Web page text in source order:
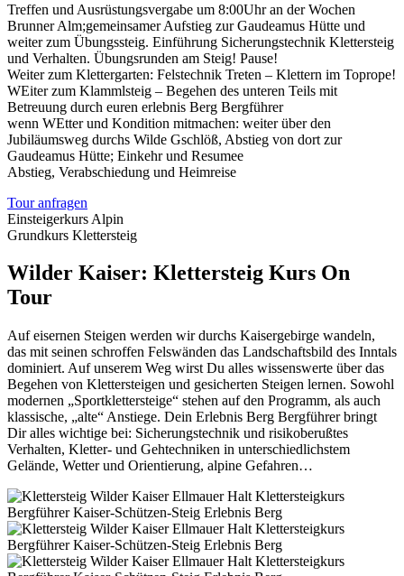
Treffen und Ausrüstungsvergabe um 8:00Uhr an der Wochen
Brunner Alm;gemeinsamer Aufstieg zur Gaudeamus Hütte und
weiter zum Übungssteig. Einführung Sicherungstechnik Klettersteig
und Verhalten. Übungsrunden am Steig! Pause!
Weiter zum Klettergarten: Felstechnik Treten – Klettern im Toprope!
WEiter zum Klammlsteig – Begehen des unteren Teils mit
Betreuung durch euren erlebnis Berg Bergführer
wenn WEtter und Kondition mitmachen: weiter über den
Jubiläumsweg durchs Wilde Gschlöß, Abstieg von dort zur
Gaudeamus Hütte; Einkehr und Resumee
Abstieg, Verabschiedung und Heimreise
Tour anfragen
Einsteigerkurs Alpin
Grundkurs Klettersteig
Wilder Kaiser: Klettersteig Kurs On
Tour
Auf eisernen Steigen werden wir durchs Kaisergebirge wandeln,
das mit seinen schroffen Felswänden das Landschaftsbild des Inntals
dominiert. Auf unserem Weg wirst Du alles wissenswerte über das
Begehen von Klettersteigen und gesicherten Steigen lernen. Sowohl
modernen „Sportklettersteige“ stehen auf den Programm, als auch
klassische, „alte“ Anstiege. Dein Erlebnis Berg Bergführer bringt
Dir alles wichtige bei: Sicherungstechnik und risikoberußtes
Verhalten, Kletter- und Gehtechniken in unterschiedlichstem
Gelände, Wetter und Orientierung, alpine Gefahren…